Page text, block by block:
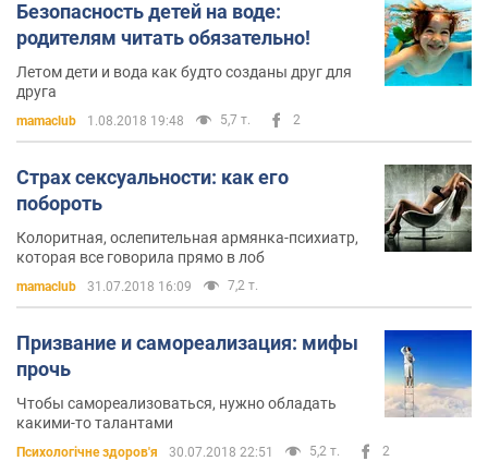
Безопасность детей на воде:
родителям читать обязательно!
Летом дети и вода как будто созданы друг для
друга
mamaclub 1.08.2018 19:48 5,7 т. 2
Страх сексуальности: как его
побороть
Колоритная, ослепительная армянка-психиатр,
которая все говорила прямо в лоб
mamaclub 31.07.2018 16:09 7,2 т.
Призвание и самореализация: мифы
прочь
Чтобы самореализоваться, нужно обладать
какими-то талантами
Психологічне здоров'я 30.07.2018 22:51 5,2 т. 2